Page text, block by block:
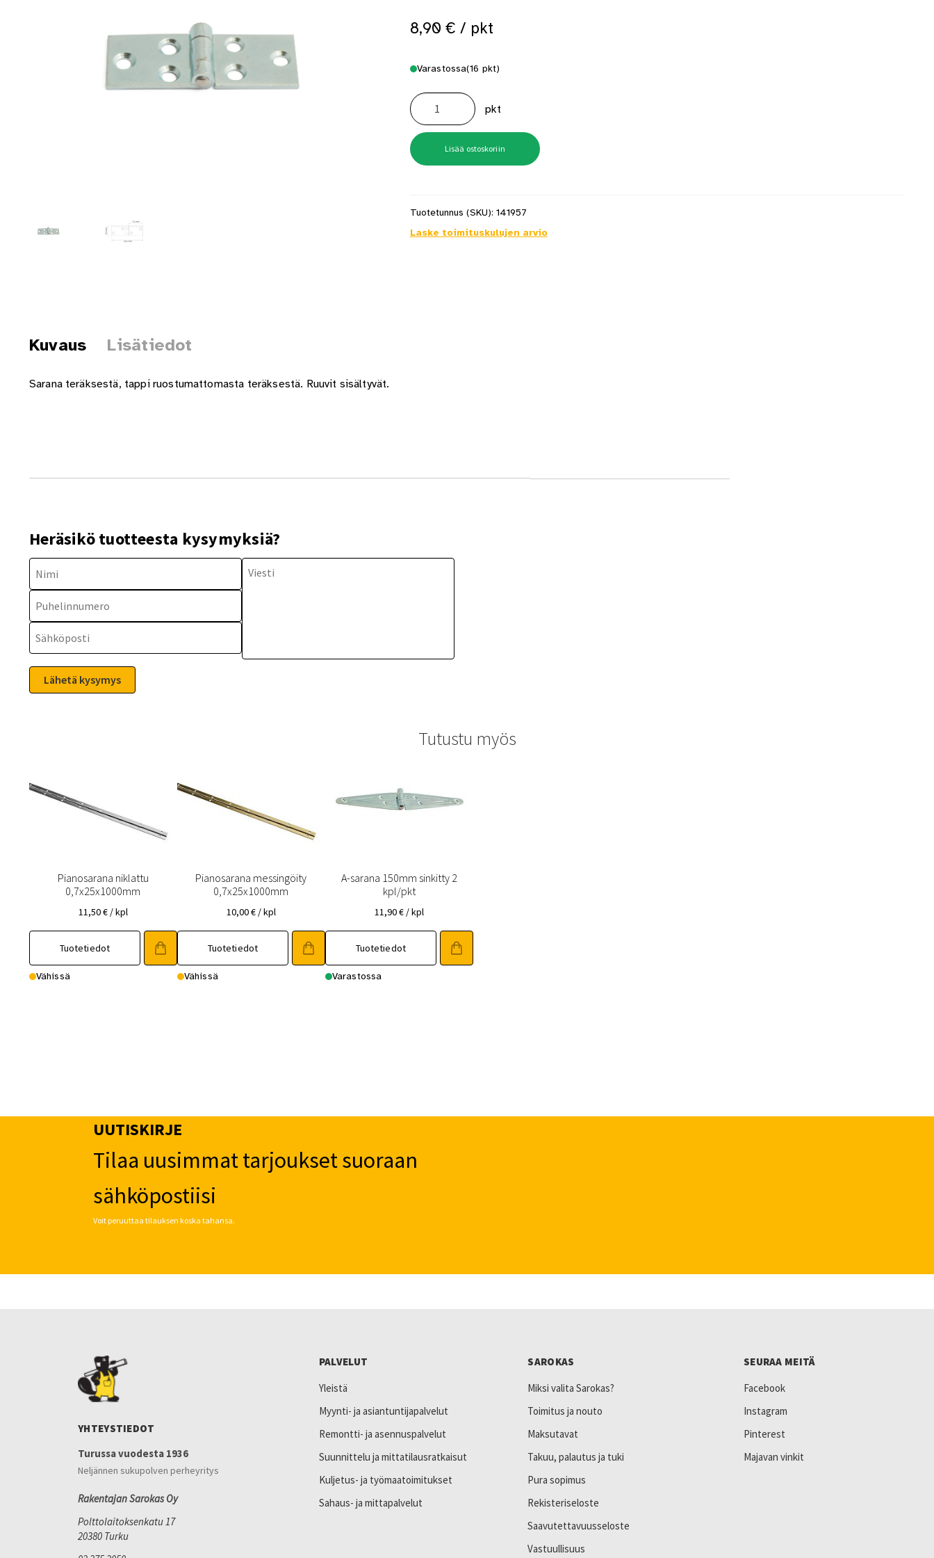
8,90 € / pkt
Varastossa(16 pkt)
Nivelsarana
50x200mm
sinkitty
2
kpl/pkt
määrä
pkt
Lisää ostoskoriin
Tuotetunnus (SKU): 141957
Laske toimituskulujen arvio
Kuvaus Lisätiedot
Sarana teräksestä, tappi ruostumattomasta teräksestä. Ruuvit sisältyvät.
Heräsikö tuotteesta kysymyksiä?
Tutustu myös
Pianosarana niklattu
0,7x25x1000mm
11,50€ / kpl
Tuotetiedot
Vähissä
Pianosarana messingöity
0,7x25x1000mm
10,00€ / kpl
Tuotetiedot
Vähissä
A-sarana 150mm sinkitty 2
kpl/pkt
11,90€ / kpl
Tuotetiedot
Varastossa
UUTISKIRJE
Tilaa uusimmat tarjoukset suoraan
sähköpostiisi
Voit peruuttaa tilauksen koska tahansa.
YHTEYSTIEDOT
Turussa vuodesta 1936
Neljännen sukupolven perheyritys
Rakentajan Sarokas Oy
Polttolaitoksenkatu 17
20380 Turku
PALVELUT
Yleistä
Myynti- ja asiantuntijapalvelut
Remontti- ja asennuspalvelut
Suunnittelu ja mittatilausratkaisut
Kuljetus- ja työmaatoimitukset
Sahaus- ja mittapalvelut
SAROKAS
Miksi valita Sarokas?
Toimitus ja nouto
Maksutavat
Takuu, palautus ja tuki
Pura sopimus
Rekisteriseloste
Saavutettavuusseloste
Vastuullisuus
SEURAA MEITÄ
Facebook
Instagram
Pinterest
Majavan vinkit